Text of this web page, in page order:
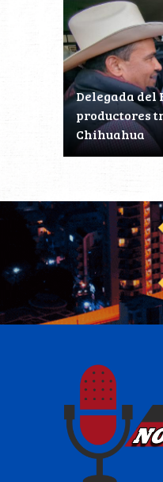
Delegada del
productores
Chihuahua